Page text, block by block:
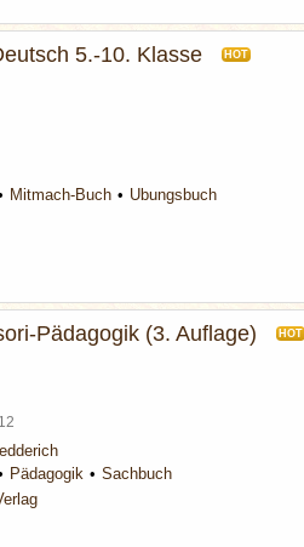
5.-10. Klasse HOT
Mitmach-Buch
Übungsbuch
Pädagogik (3. Auflage) HOT
Pädagogik
Sachbuch